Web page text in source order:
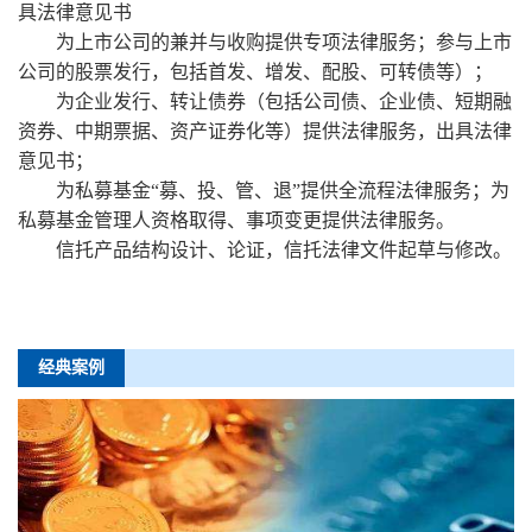
具法律意见书
为上市公司的兼并与收购提供专项法律服务；参与上市
公司的股票发行，包括首发、增发、配股、可转债等）；
为企业发行、转让债券（包括公司债、企业债、短期融
资券、中期票据、资产证券化等）提供法律服务，出具法律
意见书；
为私募基金“募、投、管、退”提供全流程法律服务；为
私募基金管理人资格取得、事项变更提供法律服务。
信托产品结构设计、论证，信托法律文件起草与修改。
经典案例